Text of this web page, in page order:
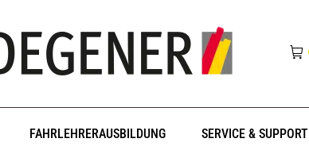
FAHRLEHRERAUSBILDUNG SERVICE & SUPPORT